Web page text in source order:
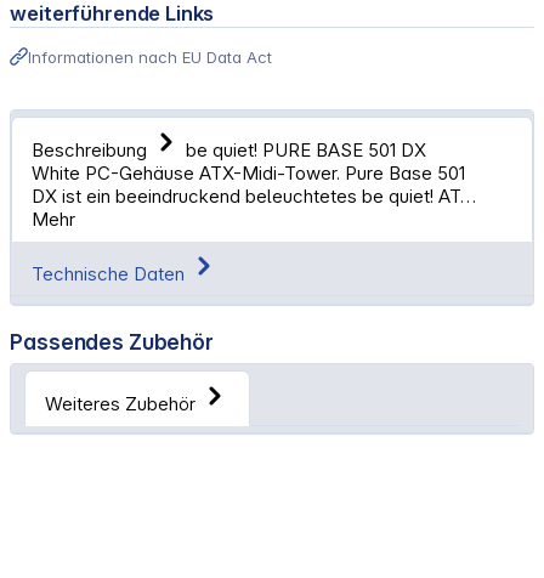
weiterführende Links
Informationen nach EU Data Act
Beschreibung
be quiet! PURE BASE 501 DX
White PC-Gehäuse ATX-Midi-Tower. Pure Base 501
DX ist ein beeindruckend beleuchtetes be quiet! AT…
Mehr
Technische Daten
Passendes Zubehör
Weiteres Zubehör